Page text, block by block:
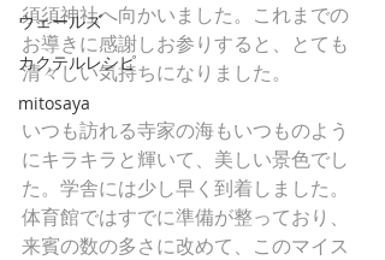
ウェールズ
カクテルレシピ
mitosaya
須須神社へ向かいました。これまでの
お導きに感謝しお参りすると、とても
清々しい気持ちになりました。
いつも訪れる寺家の海もいつものよう
にキラキラと輝いて、美しい景色でし
た。学舎には少し早く到着しました。
体育館ではすでに準備が整っており、
来賓の数の多さに改めて、このマイス